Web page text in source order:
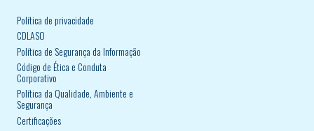
Política de privacidade
CDLASO
Política de Segurança da Informação
Código de Ética e Conduta
Corporativo
Política da Qualidade, Ambiente e
Segurança
Certificações